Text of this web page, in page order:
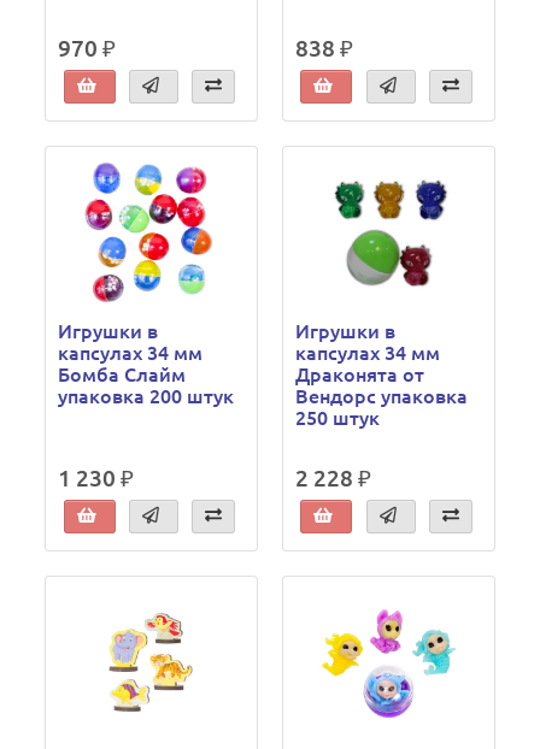
970 ₽ 838 ₽
Игрушки в
капсулах 34 мм
Бомба Слайм
упаковка 200 штук
1 230 ₽
Игрушки в
капсулах 34 мм
Драконята от
Вендорс упаковка
250 штук
2 228 ₽